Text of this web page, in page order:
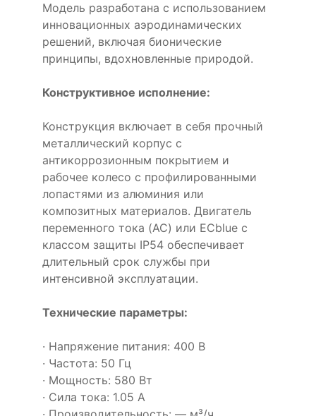
Модель разработана с использованием
инновационных аэродинамических
решений, включая бионические
принципы, вдохновленные природой.
Конструктивное исполнение:
Конструкция включает в себя прочный
металлический корпус с
антикоррозионным покрытием и
рабочее колесо с профилированными
лопастями из алюминия или
композитных материалов. Двигатель
переменного тока (AC) или ECblue с
классом защиты IP54 обеспечивает
длительный срок службы при
интенсивной эксплуатации.
Технические параметры:
· Напряжение питания: 400 В
· Частота: 50 Гц
· Мощность: 580 Вт
· Сила тока: 1.05 А